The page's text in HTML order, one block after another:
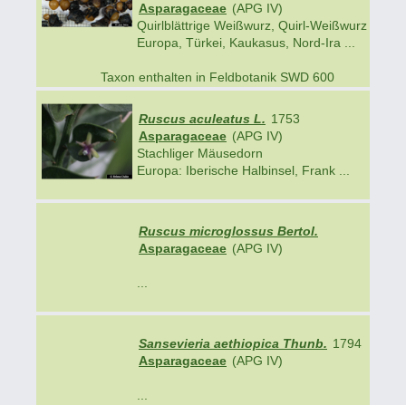
Asparagaceae (APG IV)
Quirlblättrige Weißwurz, Quirl-Weißwurz
Europa, Türkei, Kaukasus, Nord-Ira ...
Taxon enthalten in Feldbotanik SWD 600
Ruscus aculeatus L. 1753
Asparagaceae (APG IV)
Stachliger Mäusedorn
Europa: Iberische Halbinsel, Frank ...
Ruscus microglossus Bertol.
Asparagaceae (APG IV)
Sansevieria aethiopica Thunb. 1794
Asparagaceae (APG IV)